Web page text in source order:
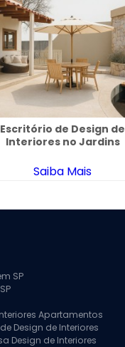
Escritório de Design de
Interiores no Jardins
Saiba Mais
SP
Apartamentos
Design de Interiores
Design de Interiores